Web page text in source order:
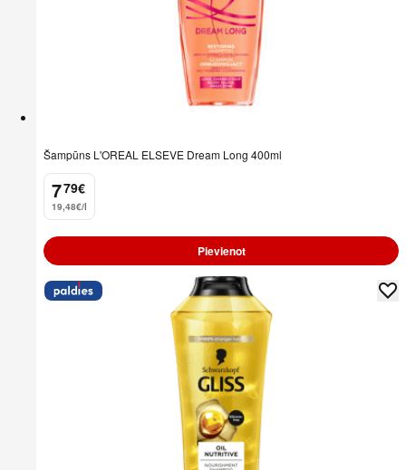
Šampūns L'OREAL ELSEVE Dream Long 400ml
7
. 79€
19,48€/l
Pievienot